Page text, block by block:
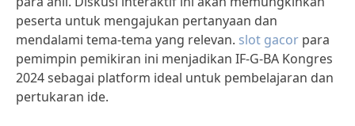
peserta untuk mengajukan pertanyaan dan
mendalami tema-tema yang relevan. slot gacor para
pemimpin pemikiran ini menjadikan IF-G-BA Kongres
2024 sebagai platform ideal untuk pembelajaran dan
pertukaran ide.